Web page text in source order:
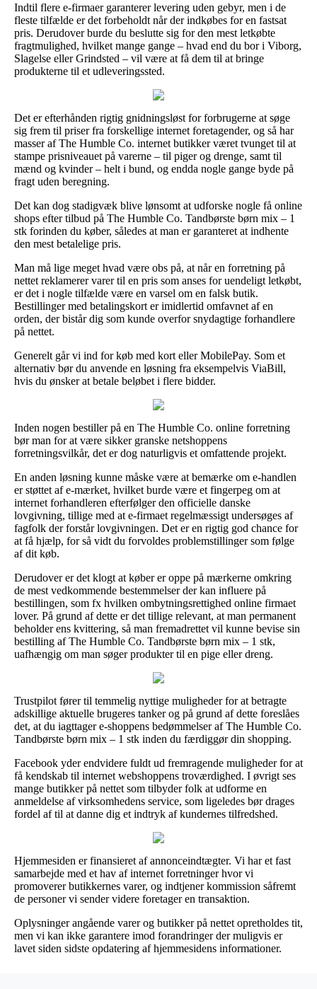
Indtil flere e-firmaer garanterer levering uden gebyr, men i de
fleste tilfælde er det forbeholdt når der indkøbes for en fastsat
pris. Derudover burde du beslutte sig for den mest letkøbte
fragtmulighed, hvilket mange gange – hvad end du bor i Viborg,
Slagelse eller Grindsted – vil være at få dem til at bringe
produkterne til et udleveringssted.
Det er efterhånden rigtig gnidningsløst for forbrugerne at søge
sig frem til priser fra forskellige internet foretagender, og så har
masser af The Humble Co. internet butikker været tvunget til at
stampe prisniveauet på varerne – til piger og drenge, samt til
mænd og kvinder – helt i bund, og endda nogle gange byde på
fragt uden beregning.
Det kan dog stadigvæk blive lønsomt at udforske nogle få online
shops efter tilbud på The Humble Co. Tandbørste børn mix – 1
stk forinden du køber, således at man er garanteret at indhente
den mest betalelige pris.
Man må lige meget hvad være obs på, at når en forretning på
nettet reklamerer varer til en pris som anses for uendeligt letkøbt,
er det i nogle tilfælde være en varsel om en falsk butik.
Bestillinger med betalingskort er imidlertid omfavnet af en
orden, der bistår dig som kunde overfor snydagtige forhandlere
på nettet.
Generelt går vi ind for køb med kort eller MobilePay. Som et
alternativ bør du anvende en løsning fra eksempelvis ViaBill,
hvis du ønsker at betale beløbet i flere bidder.
Inden nogen bestiller på en The Humble Co. online forretning
bør man for at være sikker granske netshoppens
forretningsvilkår, det er dog naturligvis et omfattende projekt.
En anden løsning kunne måske være at bemærke om e-handlen
er støttet af e-mærket, hvilket burde være et fingerpeg om at
internet forhandleren efterfølger den officielle danske
lovgivning, tillige med at e-firmaet regelmæssigt undersøges af
fagfolk der forstår lovgivningen. Det er en rigtig god chance for
at få hjælp, for så vidt du forvoldes problemstillinger som følge
af dit køb.
Derudover er det klogt at køber er oppe på mærkerne omkring
de mest vedkommende bestemmelser der kan influere på
bestillingen, som fx hvilken ombytningsrettighed online firmaet
lover. På grund af dette er det tillige relevant, at man permanent
beholder ens kvittering, så man fremadrettet vil kunne bevise sin
bestilling af The Humble Co. Tandbørste børn mix – 1 stk,
uafhængig om man søger produkter til en pige eller dreng.
Trustpilot fører til temmelig nyttige muligheder for at betragte
adskillige aktuelle brugeres tanker og på grund af dette foreslåes
det, at du iagttager e-shoppens bedømmelser af The Humble Co.
Tandbørste børn mix – 1 stk inden du færdiggør din shopping.
Facebook yder endvidere fuldt ud fremragende muligheder for at
få kendskab til internet webshoppens troværdighed. I øvrigt ses
mange butikker på nettet som tilbyder folk at udforme en
anmeldelse af virksomhedens service, som ligeledes bør drages
fordel af til at danne dig et indtryk af kundernes tilfredshed.
Hjemmesiden er finansieret af annonceindtægter. Vi har et fast
samarbejde med et hav af internet forretninger hvor vi
promoverer butikkernes varer, og indtjener kommission såfremt
de personer vi sender videre foretager en transaktion.
Oplysninger angående varer og butikker på nettet opretholdes tit,
men vi kan ikke garantere imod forandringer der muligvis er
lavet siden sidste opdatering af hjemmesidens informationer.